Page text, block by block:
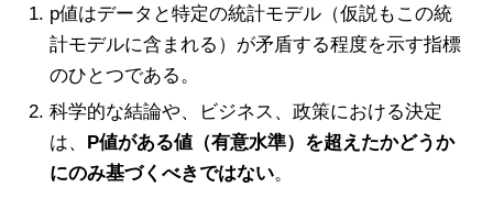
p値はデータと特定の統計モデル（仮説もこの統
計モデルに含まれる）が矛盾する程度を示す指標
のひとつである。
科学的な結論や、ビジネス、政策における決定
は、 P値がある値（有意水準）を超えたかどうか
にのみ基づくべきではない。